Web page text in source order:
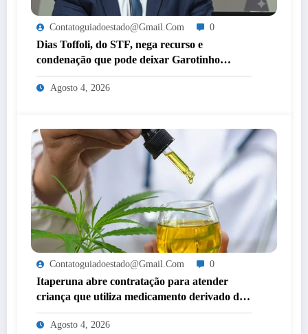
Contatoguiadoestado@gmail.com 0
Dias Toffoli, do STF, nega recurso e
condenação que pode deixar Garotinho
inelegível agora é definitiva
Agosto 4, 2026
Contatoguiadoestado@gmail.com 0
Itaperuna abre contratação para atender
criança que utiliza medicamento derivado de
cannabis por decisão judicial
Agosto 4, 2026